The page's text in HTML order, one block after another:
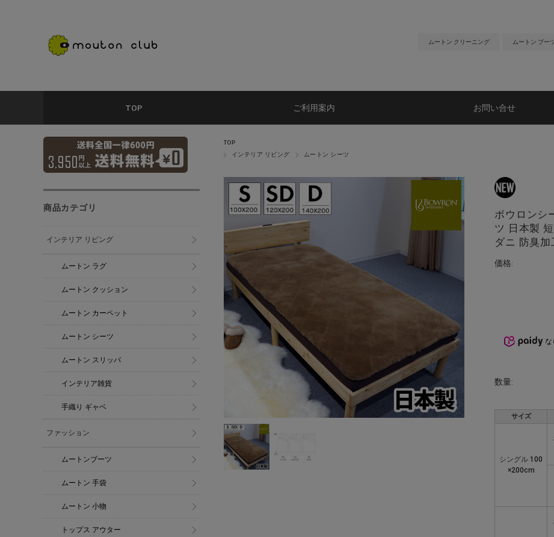
ムートン クリーニング ムートン ブー
TOP ご利用案内 お問い合せ
TOP
インテリア リビング
ムートン シーツ
ボウロンシ
ツ 日本製
ダニ 防臭加
価格:
な
数量:
サイズ
シングル 100
×200cm
商品カテゴリ
インテリア リビング
ムートン ラグ
ムートン クッション
ムートン カーペット
ムートン シーツ
ムートン スリッパ
インテリア雑貨
手織り ギャベ
ファッション
ムートンブーツ
ムートン 手袋
ムートン 小物
トップス アウター